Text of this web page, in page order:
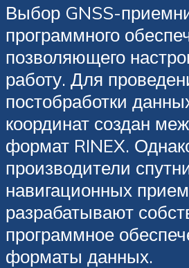
Выбор GNSS-
программного
позволяющего
работу. Для
постобработки
координат создан
формат RINEX.
производители
навигационных
разрабатывают
программное
форматы данных.